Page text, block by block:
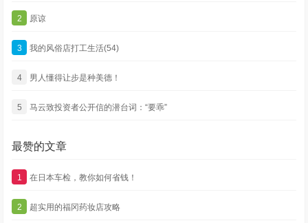
2 原谅
3 我的风俗店打工生活(54)
4 男人懂得让步是种美德！
5 马云致投资者公开信的潜台词：“要乖”
最赞的文章
1 在日本车检，教你如何省钱！
2 超实用的福冈药妆店攻略